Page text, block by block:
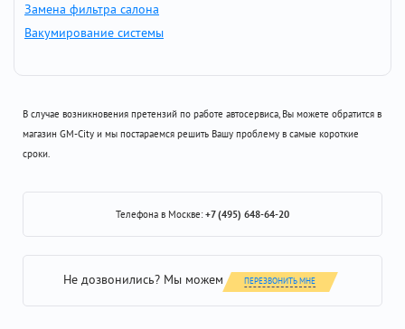
Замена фильтра салона
Вакумирование системы
В случае возникновения претензий по работе автосервиса, Вы можете обратится в
магазин GM-City и мы постараемся решить Вашу проблему в самые короткие
сроки.
Телефона в Москве:+7 (495) 648-64-20
Не дозвонились? Мы можем ПЕРЕЗВОНИТЬ МНЕ